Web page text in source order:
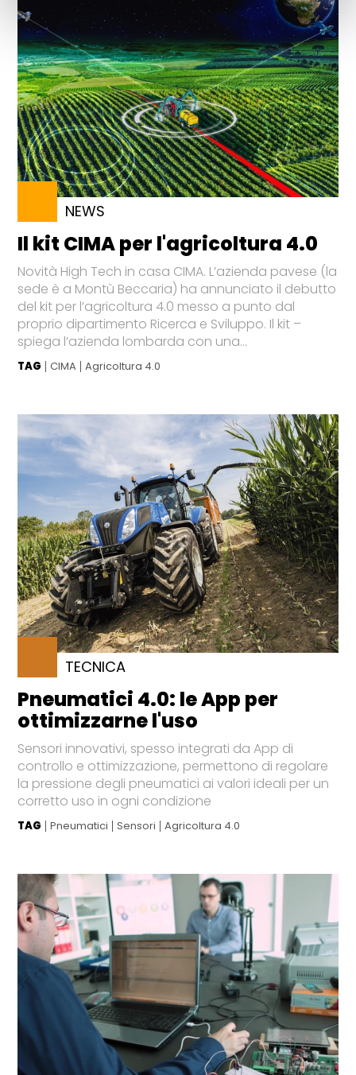
NEWS
Il kit CIMA per l'agricoltura 4.0
Novità High Tech in casa CIMA. L’azienda pavese (la
sede è a Montù Beccaria) ha annunciato il debutto
del kit per l’agricoltura 4.0 messo a punto dal
proprio dipartimento Ricerca e Sviluppo. Il kit –
spiega l’azienda lombarda con una...
TAG CIMA Agricoltura 4.0
TECNICA
Pneumatici 4.0: le App per
ottimizzarne l'uso
Sensori innovativi, spesso integrati da App di
controllo e ottimizzazione, permettono di regolare
la pressione degli pneumatici ai valori ideali per un
corretto uso in ogni condizione
TAG Pneumatici Sensori Agricoltura 4.0